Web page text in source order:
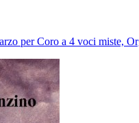
per Coro a 4 voci miste,